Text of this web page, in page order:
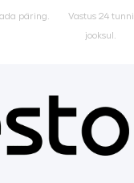
päring.
Vastus 24 tunni
jooksul.